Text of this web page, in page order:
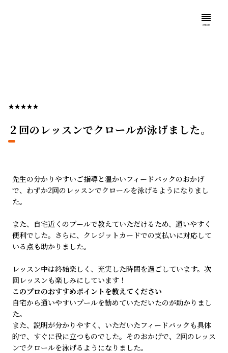
reorder
MENU
★★★★★
２回のレッスンでクロールが泳げました。
先生の分かりやすいご指導と温かいフィードバックのおかげ
で、わずか2回のレッスンでクロールを泳げるようになりまし
た。
また、自宅近くのプールで教えていただけるため、通いやすく
便利でした。さらに、クレジットカードでの支払いに対応して
いる点も助かりました。
レッスン中は終始楽しく、充実した時間を過ごしています。次
回レッスンも楽しみにしています！
このプロのおすすめポイントを教えてください
自宅から通いやすいプールを勧めていただいたのが助かりまし
た。
また、説明が分かりやすく、いただいたフィードバックも具体
的で、すぐに役に立つものでした。そのおかげで、2回のレッス
ンでクロールを泳げるようになりました。